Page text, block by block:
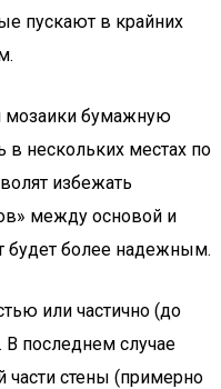
пускают в крайних
мозаики бумажную
в нескольких местах по
избежать
между основой и
будет более надежным.
или частично (до
последнем случае
части стены (примерно